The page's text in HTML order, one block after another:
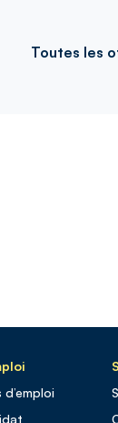
Toutes les